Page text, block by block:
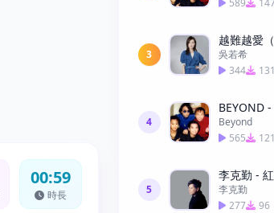
00:59
時長
589
3
吳若希
344
131
4
Beyond
565
121
5
李克勤
277
96